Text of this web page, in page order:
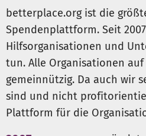
betterplace.org ist die
Spendenplattform. Seit
Hilfsorganisationen und
tun. Alle Organisationen
gemeinnützig. Da auch wir
sind und nicht
Plattform für die